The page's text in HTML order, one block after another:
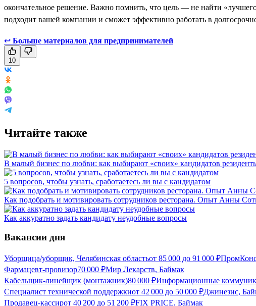
окончательное решение. Важно помнить, что цель — не найти
подходит вашей компании и сможет эффективно работать в
↩ Больше материалов для предпринимателей
10
Читайте также
В малый бизнес по любви: как выбирают «своих» кандидатов
5 вопросов, чтобы узнать, сработаетесь ли вы с кандидатом
Как подобрать и мотивировать сотрудников ресторана. Опыт Анны
Как аккуратно задать кандидату неудобные вопросы
Вакансии дня
Уборщица/уборщик, Челябинская областьот 85 000 до 91 000 ₽
Фармацевт-провизор70 000 ₽Мир Лекарств, Баймак
Кабельщик-линейщик (монтажник)80 000 ₽Информационные
Специалист технической поддержкиот 42 000 до 50 000 ₽Джинезис,
Продавец-кассирот 40 200 до 51 200 ₽FIX PRICE, Баймак